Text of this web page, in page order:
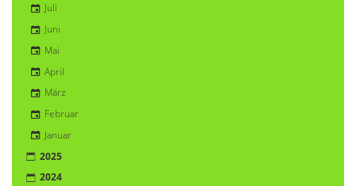
Juli
Juni
Mai
April
März
Februar
Januar
2025
2024